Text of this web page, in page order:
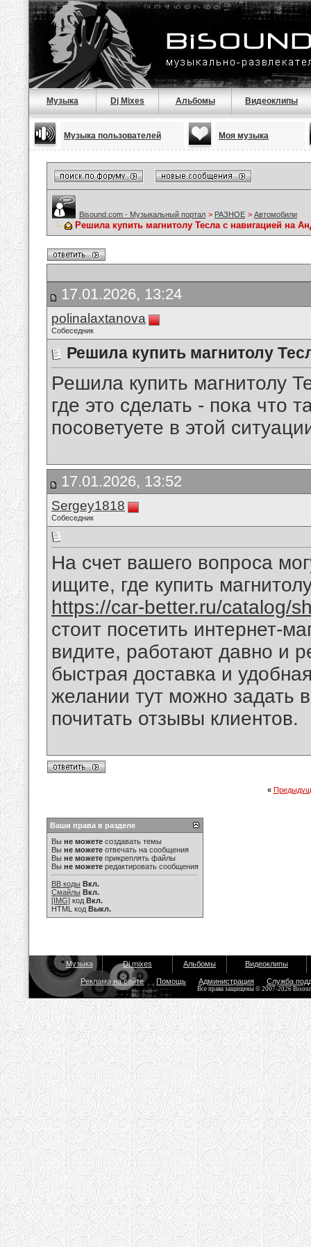
Музыка Dj Mixes Альбомы Видеоклипы
Музыка пользователей Моя музыка
Bisound.com - Музыкальный портал > РАЗНОЕ > Автомобили
Решила купить магнитолу Тесла с навигацией на
17.01.2026, 13:24
polinalaxtanova
Собеседник
Решила купить магнитолу
Решила купить магнитолу
где это сделать - пока что
посоветуете в этой
17.01.2026, 13:52
Sergey1818
Собеседник
На счет вашего вопроса
ищите, где купить
https://car-better.ru/catalog/
стоит посетить интернет-
видите, работают давно и
быстрая доставка и
желании тут можно задать
почитать отзывы клиентов.
«
Ваши права в разделе
Вы не можете создавать темы
Вы не можете отвечать на сообщения
Вы не можете прикреплять файлы
Вы не можете редактировать сообщения
BB коды Вкл.
Смайлы Вкл.
[IMG] код Вкл.
HTML код Выкл.
Музыка Dj mixes Альбомы Видеоклипы
Реклама на сайте Помощь Администрация Служба
Все права защищены © 2007-2026